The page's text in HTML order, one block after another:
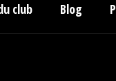
club Blog